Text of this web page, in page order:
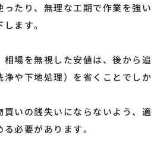
たり、無理な工期で作業を強い
ます。
場を無視した安値は、後から追
や下地処理）を省くことでしか
いの銭失いにならないよう、適
必要があります。